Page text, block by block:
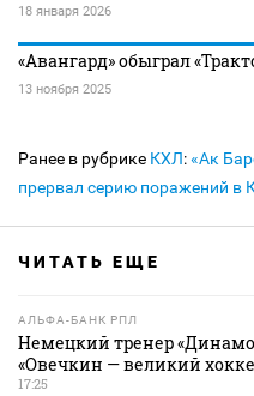
18 января 2026
«Авангард» обыграл
13 ноября 2025
Ранее в рубрике КХЛ:«Ак
прервал серию поражений в
ЧИТАТЬ ЕЩЕ
АЛЬФА-БАНК РПЛ
Немецкий тренер
«Овечкин — великий
17:25